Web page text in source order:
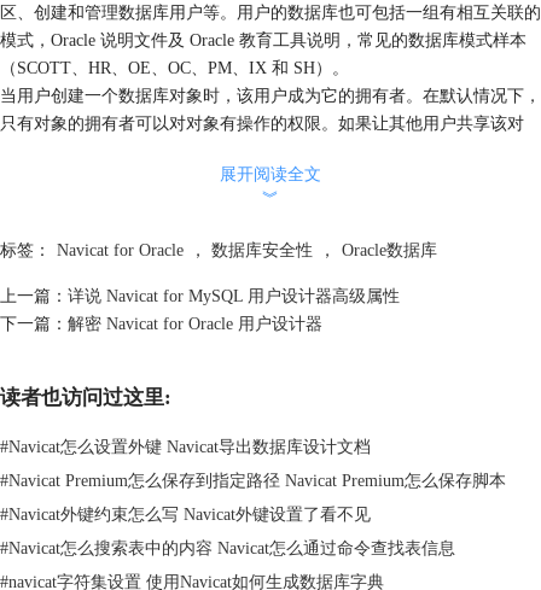
区、创建和管理数据库用户等。用户的数据库也可包括一组有相互关联的
模式，Oracle 说明文件及 Oracle 教育工具说明，常见的数据库模式样本
（SCOTT、HR、OE、OC、PM、IX 和 SH）。
当用户创建一个数据库对象时，该用户成为它的拥有者。在默认情况下，
只有对象的拥有者可以对对象有操作的权限。如果让其他用户共享该对
给其他人，如果“授予选项”后来被撤消，则全部从接受者接收权限的人
（包括直接授权或简洁授权）将会失去权限。
温馨提示：特别名 PUBLIC 每个数据库用户可以访问，全部权限和角色
展开阅读全文
︾
标签： Navicat for Oracle ， 数据库安全性 ， Oracle数据库
上一篇： 详说 Navicat for MySQL 用户设计器高级属性
下一篇： 解密 Navicat for Oracle 用户设计器
读者也访问过这里:
#Navicat怎么设置外键 Navicat导出数据库设计文档
#Navicat Premium怎么保存到指定路径 Navicat Premium怎么保存脚本
#Navicat外键约束怎么写 Navicat外键设置了看不见
#Navicat怎么搜索表中的内容 Navicat怎么通过命令查找表信息
#navicat字符集设置 使用Navicat如何生成数据库字典